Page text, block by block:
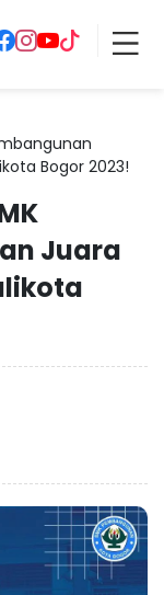
Bogor 2023!
Juara